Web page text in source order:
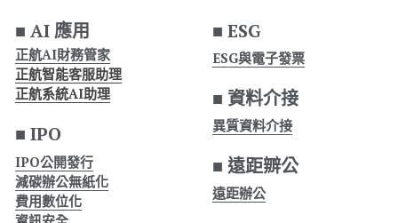
■ AI 應用
正航AI財務管家
正航智能客服助理
正航系統AI助理
■ IPO
IPO公開發行
減碳辦公無紙化
費用數位化
■ ESG
ESG與電子發票
■ 資料介接
異質資料介接
■ 遠距辧公
遠距辦公